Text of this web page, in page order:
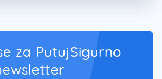
za PutujSigurno